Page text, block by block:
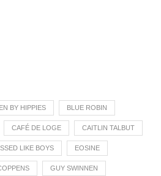
BY HIPPIES BLUE ROBIN
CAFÉ DE LOGE CAITLIN TALBUT
LIKE BOYS EOSINE
GUY SWINNEN